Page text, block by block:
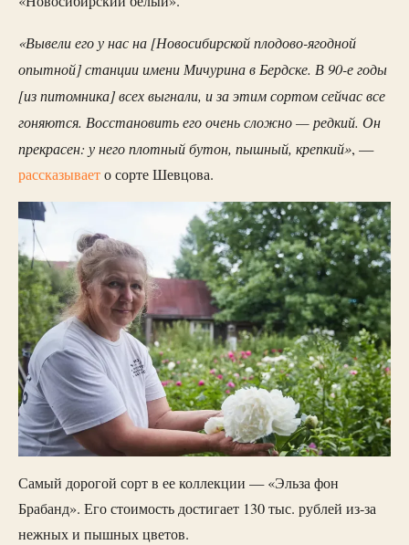
«Вывели его у нас на [Новосибирской плодово-ягодной
опытной] станции имени Мичурина в Бердске. В 90-е годы
[из питомника] всех выгнали, и за этим сортом сейчас все
гоняются. Восстановить его очень сложно — редкий. Он
прекрасен: у него плотный бутон, пышный, крепкий», —
рассказываето сорте Шевцова.
Самый дорогой сорт в ее коллекции — «Эльза фон
Брабанд». Его стоимость достигает 130 тыс. рублей из-за
нежных и пышных цветов.